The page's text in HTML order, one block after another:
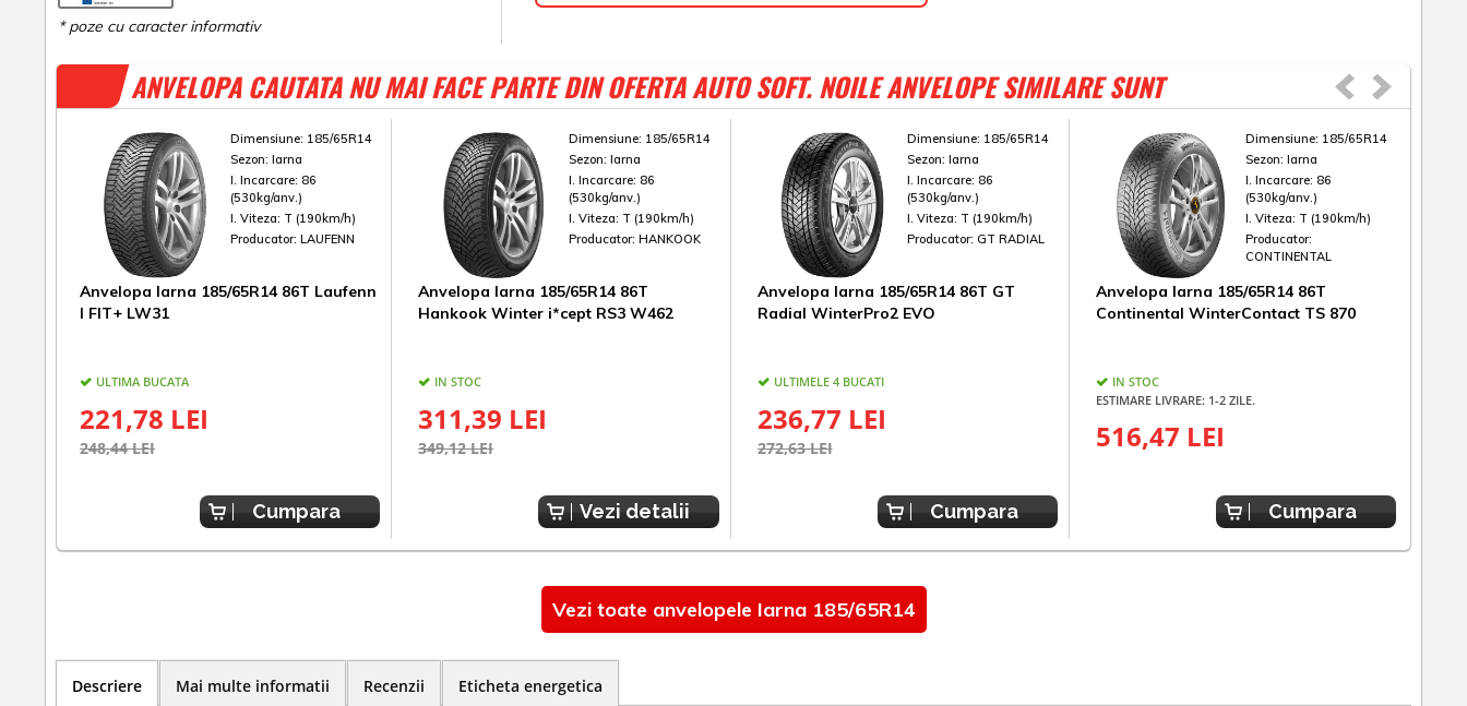
ANVELOPA CAUTATA NU MAI FACE PARTE DIN OFERTA AUTO SOFT. NOILE ANVELOPE SIMILARE SUNT
Dimensiune: 185/65R14
Sezon: Iarna
I. Incarcare: 86
(530kg/anv.)
I. Viteza: T (190km/h)
Producator: LAUFENN
Anvelopa Iarna 185/65R14 86T Laufenn
I FIT+ LW31
ULTIMA BUCATA
221,78 LEI
248,44 LEI
Cumpara
Dimensiune: 185/65R14
Sezon: Iarna
I. Incarcare: 86
(530kg/anv.)
I. Viteza: T (190km/h)
Producator: HANKOOK
Anvelopa Iarna 185/65R14 86T
Hankook Winter i*cept RS3 W462
IN STOC
311,39 LEI
349,12 LEI
Vezi detalii
Dimensiune: 185/65R14
Sezon:Iarna
I. Incarcare: 86
(530kg/anv.)
I. Viteza: T (190km/h)
Producator:GT RADIAL
Anvelopa Iarna 185/65R14 86T GT
Radial WinterPro2 EVO
ULTIMELE 4 BUCATI
236,77 LEI
272,63 LEI
Cumpara
Dimensiune: 185/65R14
Sezon:Iarna
I. Incarcare: 86
(530kg/anv.)
I. Viteza: T (190km/h)
Producator:
CONTINENTAL
Anvelopa Iarna 185/65R14 86T
Continental WinterContact TS 870
IN STOC
ESTIMARE LIVRARE: 1-2 ZILE.
516,47 LEI
Cumpara
Vezi toate anvelopele Iarna 185/65R14
Descriere Mai multe informatii Recenzii Eticheta energetica